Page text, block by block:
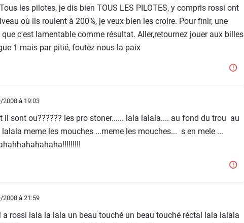
les pilotes, je dis bien TOUS LES PILOTES, y compris rossi ont
où ils roulent à 200%, je veux bien les croire. Pour finir, une
c'est lamentable comme résultat. Aller,retournez jouer aux billes
1 mais par pitié, foutez nous la paix
2008à 19:03
il sont ou?????? les pro stoner...... lala lalala.... au fond du trou au
meme les mouches ...meme les mouches... s en mele ...
2008à 21:59
rossi lala la lala un beau touché un beau touché réctal lala lalala